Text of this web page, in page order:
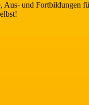
Aus- und Fortbildungen